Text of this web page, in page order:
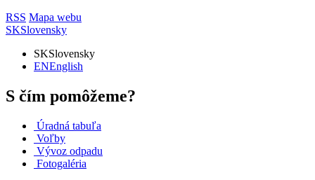
RSS Mapa webu
SKSlovensky
SKSlovensky
ENEnglish
S čím pomôžeme?
Úradná tabuľa
Voľby
Vývoz odpadu
Fotogaléria